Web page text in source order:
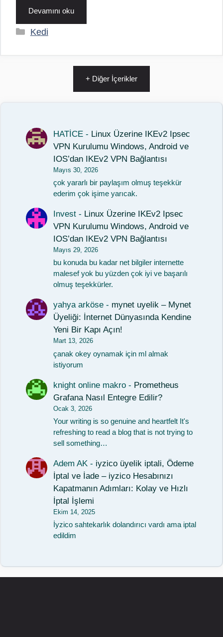
Devamını oku
Kategoriler
Kedi
+ Diğer İçerikler
HATİCE - Linux Üzerine IKEv2 Ipsec
VPN Kurulumu Windows, Android ve
IOS’dan IKEv2 VPN Bağlantısı
Mayıs 30, 2026
çok yararlı bir paylaşım olmuş teşekkür
ederim çok işime yarıcak.
Invest - Linux Üzerine IKEv2 Ipsec
VPN Kurulumu Windows, Android ve
IOS’dan IKEv2 VPN Bağlantısı
Mayıs 29, 2026
bu konuda bu kadar net bilgiler internette
malesef yok bu yüzden çok iyi ve başarılı
olmuş teşekkürler.
yahya arköse - mynet uyelik – Mynet
Üyeliği: İnternet Dünyasında Kendine
Yeni Bir Kapı Açın!
Mart 13, 2026
çanak okey oynamak için ml almak
istiyorum
knight online makro - Prometheus
Grafana Nasıl Entegre Edilir?
Ocak 3, 2026
Your writing is so genuine and heartfelt It's
refreshing to read a blog that is not trying to
sell something…
Adem AK - iyzico üyelik iptali, Ödeme
İptal ve İade – iyzico Hesabınızı
Kapatmanın Adımları: Kolay ve Hızlı
İptal İşlemi
Ekim 14, 2025
İyzico sahtekarlık dolandırıcı vardı ama iptal
edildim